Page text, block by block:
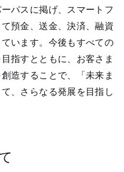
パスに掲げ、スマートフ
預金、送金、決済、融資
います。今後もすべての
指すとともに、お客さま
造することで、「未来ま
、さらなる発展を目指し